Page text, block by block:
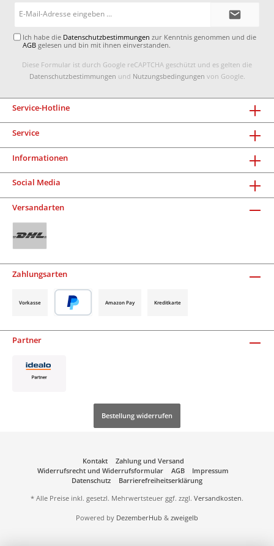
Ich habe die Datenschutzbestimmungen zur Kenntnis genommen und die
AGB gelesen und bin mit ihnen einverstanden.
Diese Formular ist durch Google reCAPTCHA geschützt und es gelten die
Datenschutzbestimmungen und Nutzungsbedingungen von Google.
Service-Hotline
Service
Informationen
Social Media
Versandarten
Zahlungsarten
Vorkasse Amazon Pay Kreditkarte
Partner
Bestellung widerrufen
Kontakt
Zahlung und Versand
Widerrufsrecht und Widerrufsformular
AGB
Impressum
Datenschutz
Barrierefreiheitserklärung
* Alle Preise inkl. gesetzl. Mehrwertsteuer ggf. zzgl. Versandkosten.
Powered by DezemberHub & zweigelb